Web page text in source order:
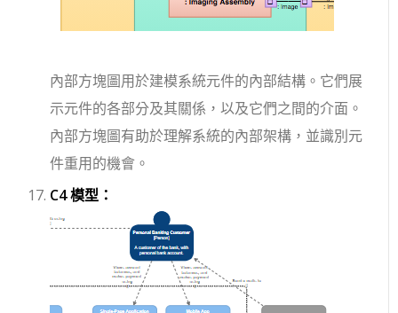
內部方塊圖用於建模系統元件的內部結構。它們展
示元件的各部分及其關係，以及它們之間的介面。
內部方塊圖有助於理解系統的內部架構，並識別元
件重用的機會。
C4 模型：